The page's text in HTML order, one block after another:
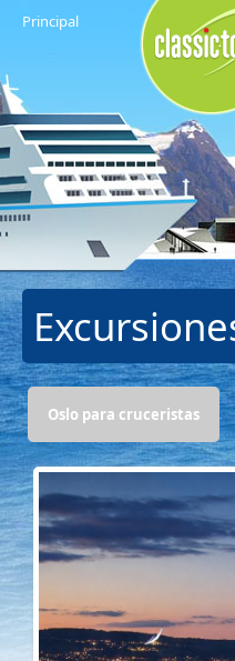
Principal
Oslo para cruceristas